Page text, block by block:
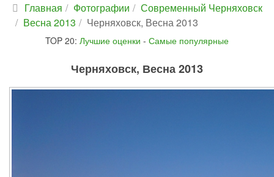
Главная Фотографии
Современный Черняховск
Весна 2013
Черняховск, Весна 2013
TOP 20: Лучшие оценки - Самые популярные
Черняховск, Весна 2013